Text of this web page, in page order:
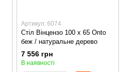
Артикул: 6074
Стіл Вінцензо 100 х 65 Onto
беж / натуральне дерево
7 556 грн
В наявності